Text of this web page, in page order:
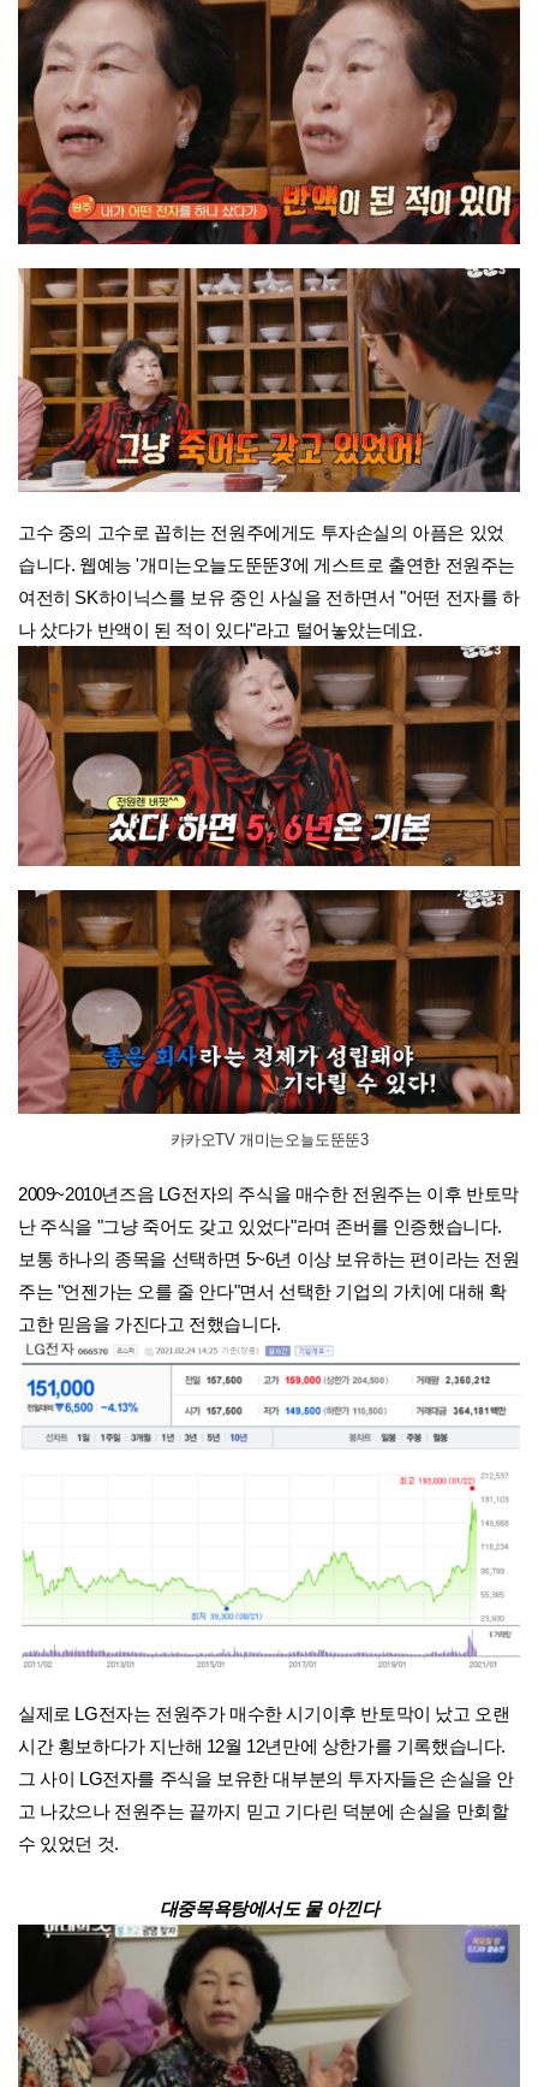
고수 중의 고수로 꼽히는 전원주에게도 투자손실의 아픔은 있었
습니다. 웹예능 '개미는오늘도뚠뚠3'에 게스트로 출연한 전원주는
여전히 SK하이닉스를 보유 중인 사실을 전하면서 "어떤 전자를 하
나 샀다가 반액이 된 적이 있다"라고 털어놓았는데요.
카카오TV 개미는오늘도뚠뚠3
2009~2010년즈음 LG전자의 주식을 매수한 전원주는 이후 반토막
난 주식을 "그냥 죽어도 갖고 있었다"라며 존버를 인증했습니다.
보통 하나의 종목을 선택하면 5~6년 이상 보유하는 편이라는 전원
주는 "언젠가는 오를 줄 안다"면서 선택한 기업의 가치에 대해 확
고한 믿음을 가진다고 전했습니다.
실제로 LG전자는 전원주가 매수한 시기이후 반토막이 났고 오랜
시간 횡보하다가 지난해 12월 12년만에 상한가를 기록했습니다.
그 사이 LG전자를 주식을 보유한 대부분의 투자자들은 손실을 안
고 나갔으나 전원주는 끝까지 믿고 기다린 덕분에 손실을 만회할
수 있었던 것.
대중목욕탕에서도 물 아낀다